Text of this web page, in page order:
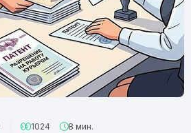
1024 8 мин.